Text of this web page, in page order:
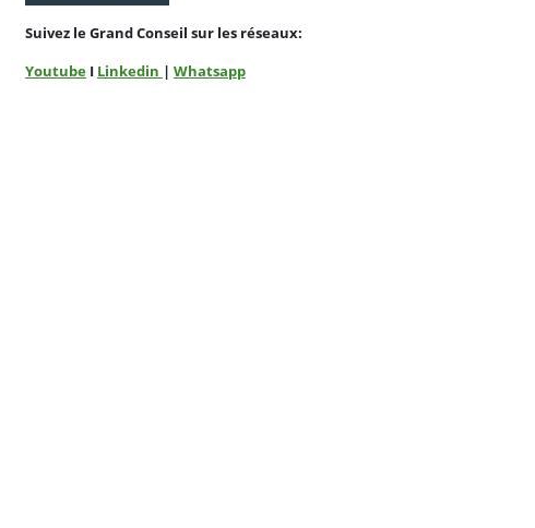
Suivez le Grand Conseil sur les réseaux:
Youtube I Linkedin | Whatsapp